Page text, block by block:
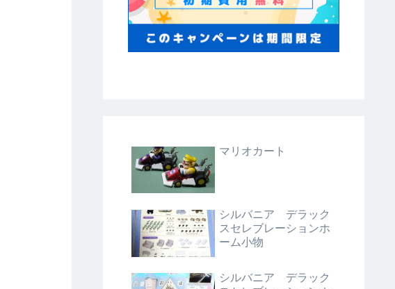
マリオカート
シルバニア デラック
スセレブレーションホ
ーム小物
シルバニア デラック